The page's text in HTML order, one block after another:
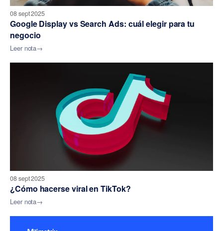
08 sept 2025
Google Display vs Search Ads: cuál elegir para tu
negocio
Leer nota→
08 sept 2025
¿Cómo hacerse viral en TikTok?
Leer nota→